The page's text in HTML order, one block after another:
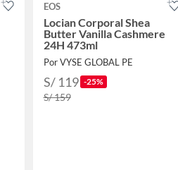
EOS
Locian Corporal Shea
Butter Vanilla Cashmere
24H 473ml
Por VYSE GLOBAL PE
S/ 119 -25%
S/ 159